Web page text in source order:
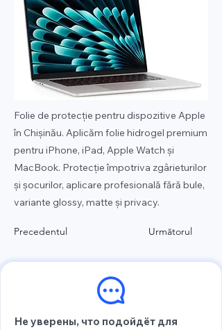
Folie de protecție pentru dispozitive Apple
în Chișinău. Aplicăm folie hidrogel premium
pentru iPhone, iPad, Apple Watch și
MacBook. Protecție împotriva zgârieturilor
și șocurilor, aplicare profesională fără bule,
variante glossy, matte și privacy.
Precedentul Următorul
Не уверены, что подойдёт для